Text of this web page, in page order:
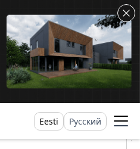
Eesti Русский